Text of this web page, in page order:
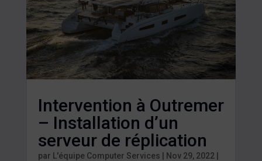
Intervention à Outremer
– Installation d’un
serveur de réplication
par L'équipe Computer Services Nov 29, 2022